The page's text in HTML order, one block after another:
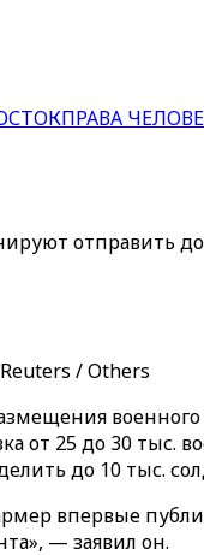
ПРАВА
отправить
/ Others
от 25 до 30
до 10 тыс.
впервые
— заявил он.